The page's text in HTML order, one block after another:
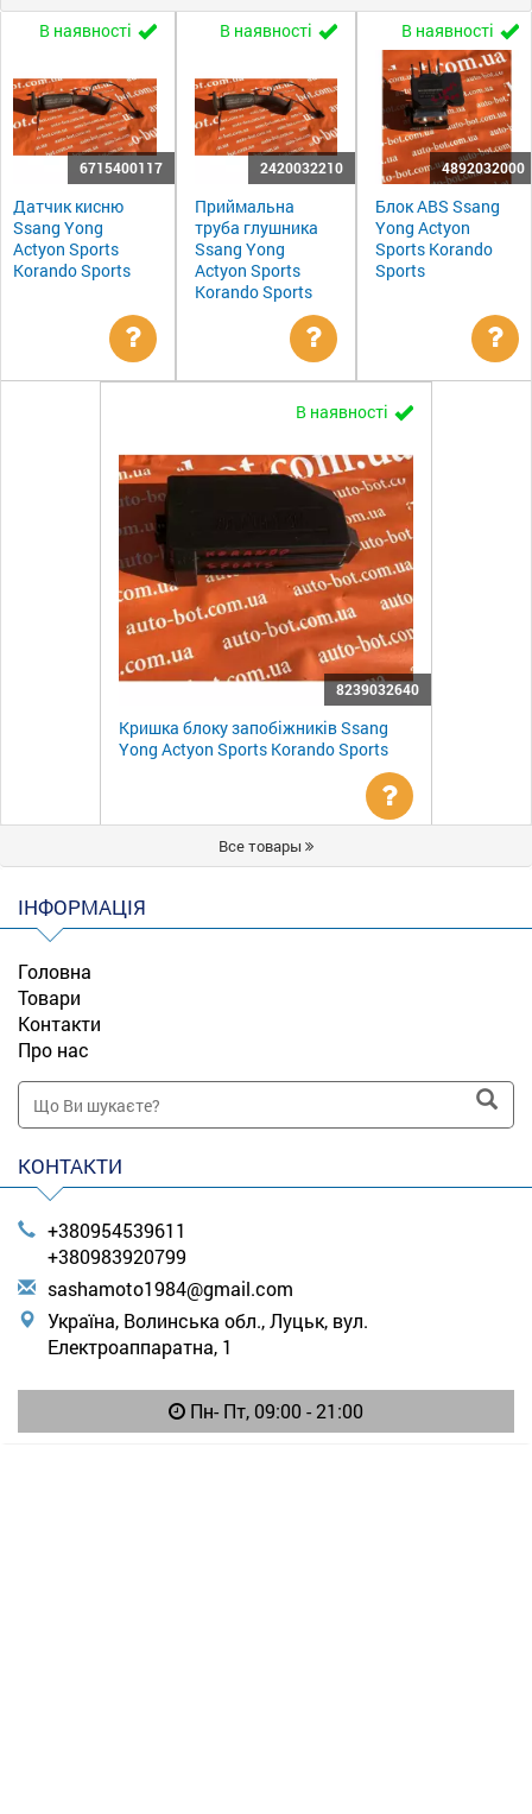
В наявності
6715400117
Датчик кисню
Ssang Yong
Actyon Sports
Korando Sports
Уточнити
В наявності
2420032210
Приймальна
труба глушника
Ssang Yong
Actyon Sports
Korando Sports
Уточнити
ціну
В наявності
4892032000
Блок ABS Ssang
Yong Actyon
Sports Korando
Sports
В наявності
8239032640
Кришка блоку запобіжників Ssang
Yong Actyon Sports Korando Sports
Уточнити
ціну
Все товары
ІНФОРМАЦІЯ
Головна
Товари
Контакти
Про нас
КОНТАКТИ
+380954539611
+380983920799
sashamoto1984@gmail.com
Україна, Волинська обл., Луцьк, вул.
Електроаппаратна, 1
Пн- Пт, 09:00 - 21:00